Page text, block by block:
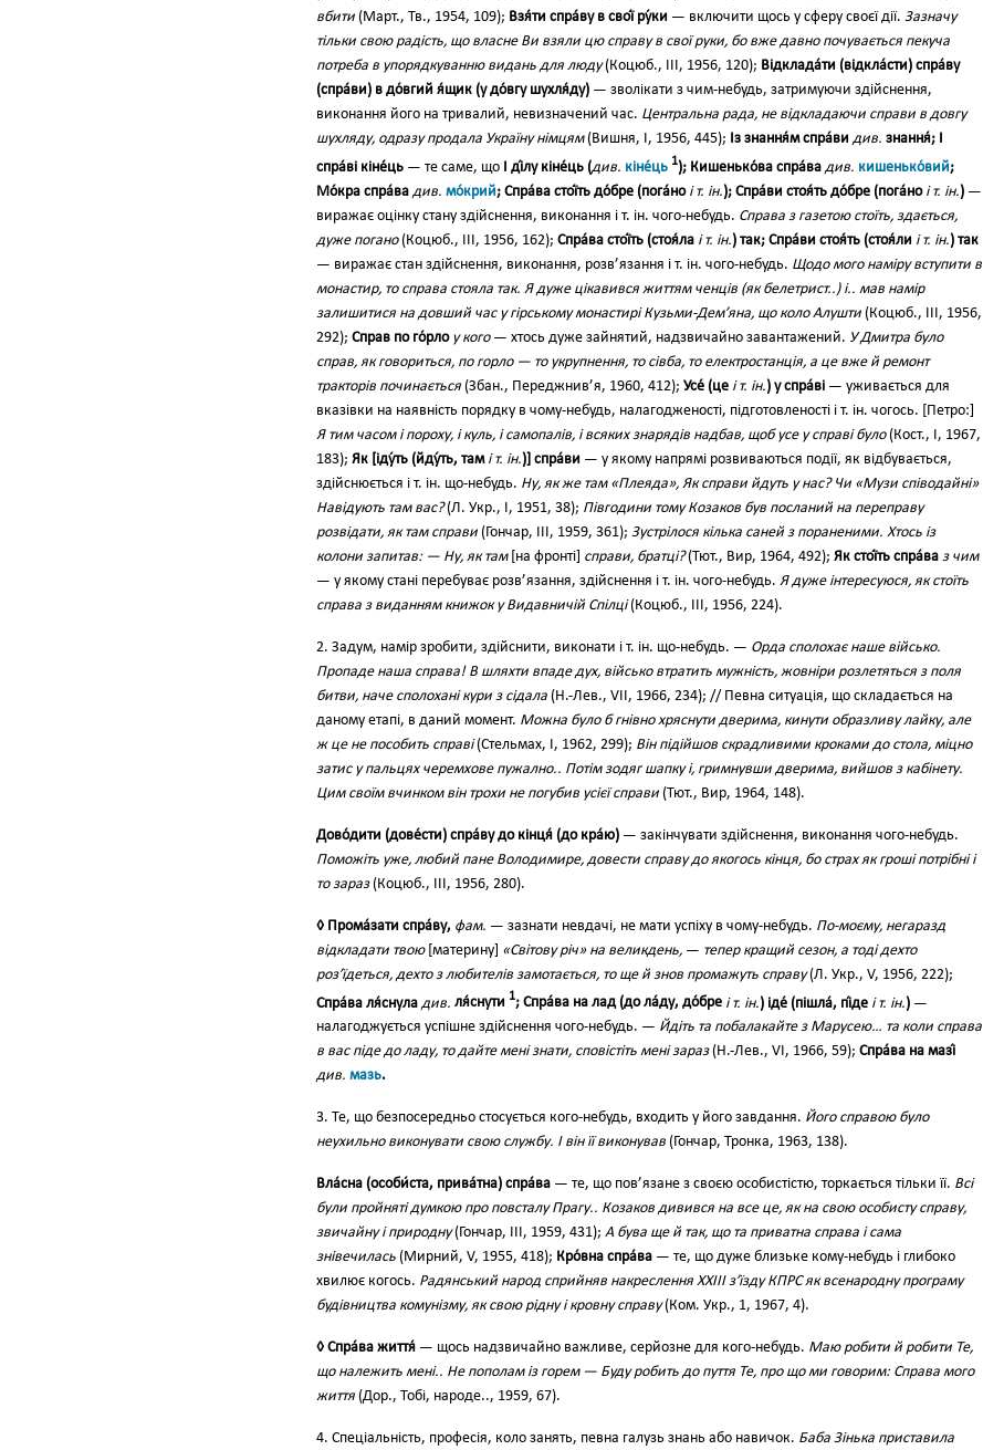
вбити (Март., Тв., 1954, 109); Взя́ти спра́ву в свої́ ру́ки — включити щось у сферу своєї дії. Зазначу
тільки свою радість, що власне Ви взяли цю справу в свої руки, бо вже давно почувається пекуча
потреба в упорядкуванню видань для люду(Коцюб., III, 1956, 120); Відклада́ти (відкла́сти) спра́ву
(спра́ви) в до́вгий я́щик (у до́вгу шухля́ду) — зволікати з чим-небудь, затримуючи здійснення,
виконання його на тривалий, невизначений час. Центральна рада, не відкладаючи справи в довгу
шухляду, одразу продала Україну німцям(Вишня, І, 1956, 445); Із знання́м спра́ви див. знання́; І
спра́ві кіне́ць — те саме, що І ді́лу кіне́ць (див. кіне́ць 1); Кишенько́ва спра́ва див. кишенько́вий;
Мо́кра спра́ва див. мо́крий; Спра́ва стої́ть до́бре (пога́но і т. ін.); Спра́ви стоя́ть до́бре (пога́но і т. ін.) —
виражає оцінку стану здійснення, виконання і т. ін. чого-небудь. Справа з газетою стоїть, здається,
дуже погано(Коцюб., III, 1956, 162); Спра́ва стої́ть (стоя́ла i т. ін.) так; Спра́ви стоя́ть (стоя́ли і т. ін.) так
— виражає стан здійснення, виконання, розв’язання і т. ін. чого-небудь. Щодо мого наміру вступити в
монастир, то справа стояла так. Я дуже цікавився життям ченців (як белетрист..) і.. мав намір
залишитися на довший час у гірському монастирі Кузьми-Дем’яна, що коло Алушти (Коцюб., III, 1956,
292); Справ по го́рло у кого— хтось дуже зайнятий, надзвичайно завантажений. У Дмитра було
справ, як говориться, по горло — то укрупнення, то сівба, то електростанція, а це вже й ремонт
тракторів починається (Збан., Переджнив’я, 1960, 412); Усе́ (це і т. ін.) у спра́ві — уживається для
вказівки на наявність порядку в чому-небудь, налагодженості, підготовленості і т. ін. чогось. [Петро:]
Я тим часом і пороху, і куль, і самопалів, і всяких знарядів надбав, щоб усе у справі було(Кост., І, 1967,
183); Як [іду́ть (йду́ть, там i т. ін.)] спра́ви — у якому напрямі розвиваються події, як відбувається,
здійснюється і т. ін. що-небудь. Ну, як же там «Плеяда», Як справи йдуть у нас? Чи «Музи співодайні»
Навідують там вас?(Л. Укр., І, 1951, 38); Півгодини тому Козаков був посланий на переправу
розвідати, як там справи (Гончар, III, 1959, 361); Зустрілося кілька саней з пораненими. Хтось із
колони запитав: — Ну, як там[на фронті] справи, братці?(Тют., Вир, 1964, 492); Як стої́ть спра́ва з чим
— у якому стані перебуває розв’язання, здійснення і т. ін. чого-небудь. Я дуже інтересуюся, як стоїть
справа з виданням книжок у Видавничій Спілці(Коцюб., III, 1956, 224).
2. Задум, намір зробити, здійснити, виконати і т. ін. що-небудь. — Орда сполохає наше військо.
Пропаде наша справа! В шляхти впаде дух, військо втратить мужність, жовніри розлетяться з поля
битви, наче сполохані кури з сідала (Н.-Лев., VII, 1966, 234); // Певна ситуація, що складається на
даному етапі, в даний момент. Можна було б гнівно хряснути дверима, кинути образливу лайку, але
ж це не пособить справі(Стельмах, І, 1962, 299); Він підійшов скрадливими кроками до стола, міцно
затис у пальцях черемхове пужално.. Потім зодяг шапку і, гримнувши дверима, вийшов з кабінету.
Цим своїм вчинком він трохи не погубив усієї справи (Тют., Вир, 1964, 148).
Дово́дити (дове́сти) спра́ву до кінця́ (до кра́ю) — закінчувати здійснення, виконання чого-небудь.
Поможіть уже, любий пане Володимире, довести справу до якогось кінця, бо страх як гроші потрібні і
то зараз(Коцюб., III, 1956, 280).
◊ Прома́зати спра́ву, фам. — зазнати невдачі, не мати успіху в чому-небудь. По-моєму, негаразд
відкладати твою[материну] «Світову річ» на великдень, — тепер кращий сезон, а тоді дехто
роз’їдеться, дехто з любителів замотається, то ще й знов промажуть справу(Л. Укр., V, 1956, 222);
Спра́ва ля́снула див. ля́снути 1; Спра́ва на лад (до ла́ду, до́бре і т. ін.) іде́ (пішла́, пі́де i т. ін.) —
налагоджується успішне здійснення чого-небудь. — Йдіть та побалакайте з Марусею… та коли справа
в вас піде до ладу, то дайте мені знати, сповістіть мені зараз(Н.-Лев., VI, 1966, 59); Спра́ва на мазі́
див. мазь.
3. Те, що безпосередньо стосується кого-небудь, входить у його завдання. Його справою було
неухильно виконувати свою службу. І він її виконував (Гончар, Тронка, 1963, 138).
Вла́сна (особи́ста, прива́тна) спра́ва — те, що пов’язане з своєю особистістю, торкається тільки її. Всі
були пройняті думкою про повсталу Прагу.. Козаков дивився на все це, як на свою особисту справу,
звичайну і природну(Гончар, III, 1959, 431); А бува ще й так, що та приватна справа і сама
знівечилась (Мирний, V, 1955, 418); Кро́вна спра́ва — те, що дуже близьке кому-небудь і глибоко
хвилює когось. Радянський народ сприйняв накреслення XXIII з’їзду КПРС як всенародну програму
будівництва комунізму, як свою рідну і кровну справу(Ком. Укр., 1, 1967, 4).
◊ Спра́ва життя́ — щось надзвичайно важливе, серйозне для кого-небудь. Маю робити й робити Те,
що належить мені.. Не пополам із горем — Буду робить до пуття Те, про що ми говорим: Справа мого
життя (Дор., Тобі, народе.., 1959, 67).
4. Спеціальність, професія, коло занять, певна галузь знань або навичок. Баба Зінька приставила